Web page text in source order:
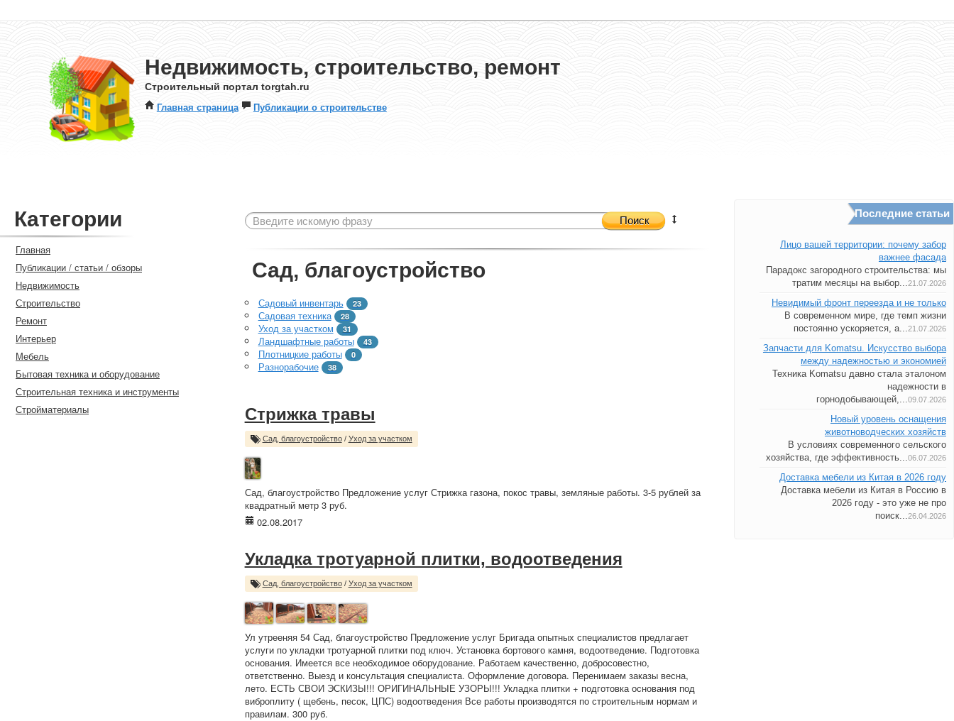
Недвижимость, строительство, ремонт
Строительный портал torgtah.ru
Главная страница Публикации о строительстве
Категории
Главная
Публикации / статьи / обзоры
Недвижимость
Строительство
Ремонт
Интерьер
Мебель
Бытовая техника и оборудование
Строительная техника и инструменты
Стройматериалы
Поиск
Сад, благоустройство
Садовый инвентарь 23
Садовая техника 28
Уход за участком 31
Ландшафтные работы 43
Плотницкие работы 0
Разнорабочие 38
Стрижка травы
Сад, благоустройство/ Уход за участком
Сад, благоустройство Предложение услуг Стрижка газона, покос травы, земляные работы. 3-5 рублей за
квадратный метр 3 руб.
02.08.2017
Укладка тротуарной плитки, водоотведения
Сад, благоустройство/ Уход за участком
Ул утрееняя 54 Сад, благоустройство Предложение услуг Бригада опытных специалистов предлагает
услуги по укладки тротуарной плитки под ключ. Установка бортового камня, водоотведение. Подготовка
основания. Имеется все необходимое оборудование. Работаем качественно, добросовестно,
ответственно. Выезд и консультация специалиста. Оформление договора. Перенимаем заказы весна,
лето. ЕСТЬ СВОИ ЭСКИЗЫ!!! ОРИГИНАЛЬНЫЕ УЗОРЫ!!! Укладка плитки + подготовка основания под
виброплиту ( щебень, песок, ЦПС) водоотведения Все работы производятся по строительным нормам и
правилам. 300 руб.
Последние статьи
Лицо вашей территории: почему забор
важнее фасада
Парадокс загородного строительства: мы
тратим месяцы на выбор...21.07.2026
Невидимый фронт переезда и не только
В современном мире, где темп жизни
постоянно ускоряется, а...21.07.2026
Запчасти для Komatsu. Искусство выбора
между надежностью и экономией
Техника Komatsu давно стала эталоном
надежности в
горнодобывающей,...09.07.2026
Новый уровень оснащения
животноводческих хозяйств
В условиях современного сельского
хозяйства, где эффективность...06.07.2026
Доставка мебели из Китая в 2026 году
Доставка мебели из Китая в Россию в
2026 году - это уже не про
поиск...26.04.2026